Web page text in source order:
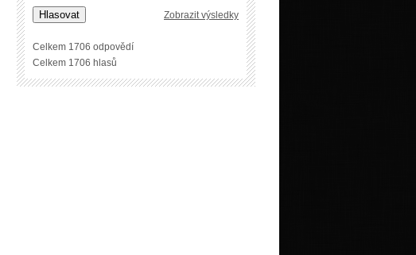
Hlasovat Zobrazit výsledky
Celkem 1706 odpovědí
Celkem 1706 hlasů